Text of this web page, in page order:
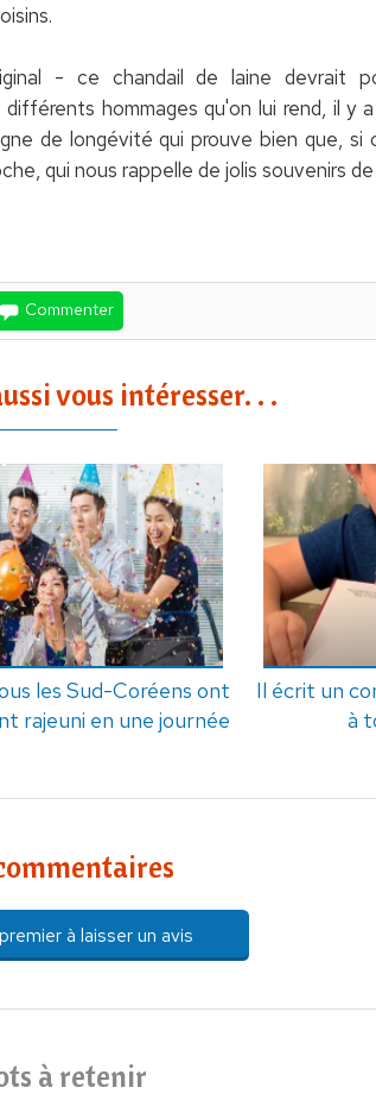
- ce chandail de laine devrait
hommages qu'on lui rend, il y
de longévité qui prouve bien que, si
qui nous rappelle de jolis souvenirs
Commenter
vous intéresser. . .
les Sud-Coréens ont
rajeuni en une journée
Il écrit un
à
à laisser un avis
à retenir